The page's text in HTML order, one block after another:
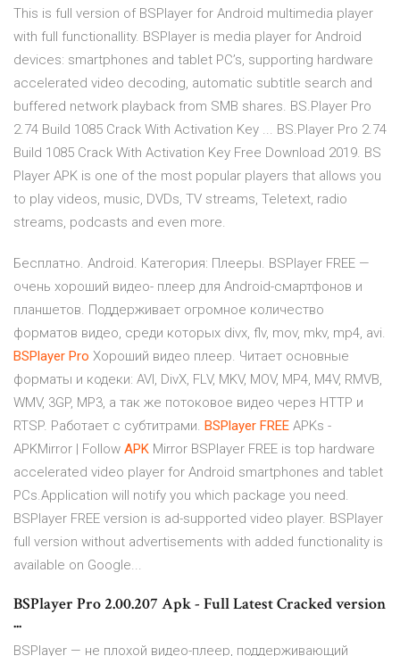
This is full version of BSPlayer for Android multimedia player
with full functionallity. BSPlayer is media player for Android
devices: smartphones and tablet PC’s, supporting hardware
accelerated video decoding, automatic subtitle search and
buffered network playback from SMB shares. BS.Player Pro
2.74 Build 1085 Crack With Activation Key ... BS.Player Pro 2.74
Build 1085 Crack With Activation Key Free Download 2019. BS
Player APK is one of the most popular players that allows you
to play videos, music, DVDs, TV streams, Teletext, radio
streams, podcasts and even more.
Бесплатно. Android. Категория: Плееры. BSPlayer FREE —
очень хороший видео- плеер для Android-смартфонов и
планшетов. Поддерживает огромное количество
форматов видео, среди которых divx, flv, mov, mkv, mp4, avi.
BSPlayer Pro Хороший видео плеер. Читает основные
форматы и кодеки: AVI, DivX, FLV, MKV, MOV, MP4, M4V, RMVB,
WMV, 3GP, MP3, а так же потоковое видео через HTTP и
RTSP. Работает с субтитрами. BSPlayer FREE APKs -
APKMirror | Follow APK Mirror BSPlayer FREE is top hardware
accelerated video player for Android smartphones and tablet
PCs.Application will notify you which package you need.
BSPlayer FREE version is ad-supported video player. BSPlayer
full version without advertisements with added functionality is
available on Google...
BSPlayer Pro 2.00.207 Apk - Full Latest Cracked version
...
BSPlayer — не плохой видео-плеер, поддерживающий